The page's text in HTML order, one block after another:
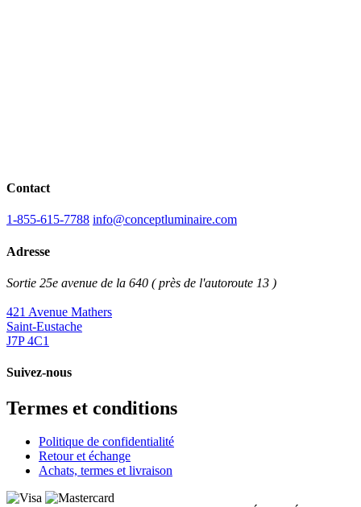
Contact
1-855-615-7788 info@conceptluminaire.com
Adresse
Sortie 25e avenue de la 640 ( près de l'autoroute 13 )
421 Avenue Mathers
Saint-Eustache
J7P 4C1
Suivez-nous
Termes et conditions
Politique de confidentialité
Retour et échange
Achats, termes et livraison